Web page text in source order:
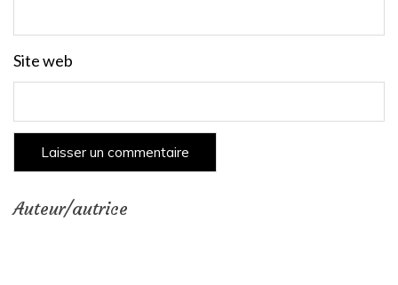
Site web
Auteur/autrice